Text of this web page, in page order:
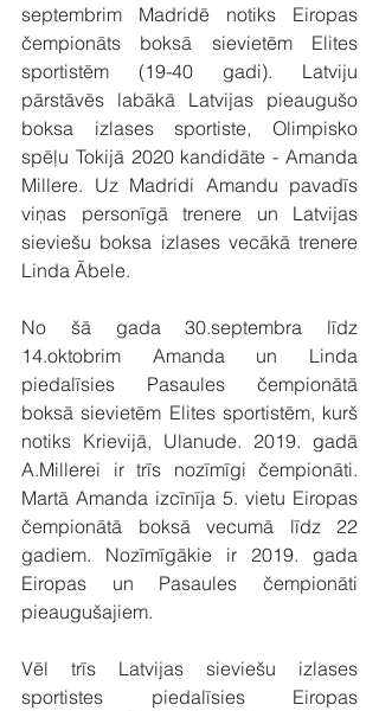
septembrim Madridē notiks Eiropas
čempionāts boksā sievietēm Elites
sportistēm (19-40 gadi). Latviju
pārstāvēs labākā Latvijas pieaugušo
boksa izlases sportiste, Olimpisko
spēļu Tokijā 2020 kandidāte - Amanda
Millere. Uz Madridi Amandu pavadīs
viņas personīgā trenere un Latvijas
sieviešu boksa izlases vecākā trenere
Linda Ābele.
No šā gada 30.septembra līdz
14.oktobrim Amanda un Linda
piedalīsies Pasaules čempionātā
boksā sievietēm Elites sportistēm, kurš
notiks Krievijā, Ulanude. 2019. gadā
A.Millerei ir trīs nozīmīgi čempionāti.
Martā Amanda izcīnīja 5. vietu Eiropas
čempionātā boksā vecumā līdz 22
gadiem. Nozīmīgākie ir 2019. gada
Eiropas un Pasaules čempionāti
pieaugušajiem.
Vēl trīs Latvijas sieviešu izlases
sportistes piedalīsies Eiropas